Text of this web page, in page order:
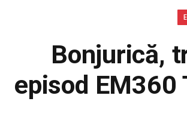
Bonjurică,
episod EM360